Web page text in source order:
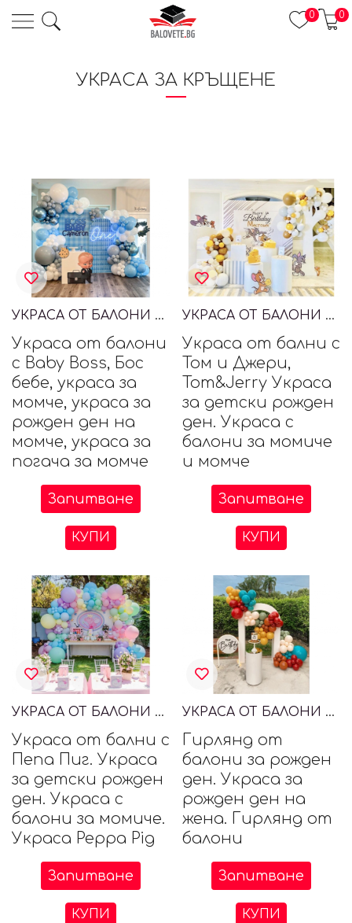
0 0
УКРАСА ЗА КРЪЩЕНЕ
УКРАСА ОТ БАЛОНИ BABY BOSS, БОС БЕБЕ
Украса от балони
с Baby Boss, Бос
бебе, украса за
момче, украса за
рожден ден на
момче, украса за
погача за момче
Запитване
КУПИ
УКРАСА ОТ БАЛОНИ С ТОМ И ДЖЕРИ, TOM&JERRY
Украса от бални с
Том и Джери,
Tom&Jerry Украса
за детски рожден
ден. Украса с
балони за момиче
и момче
Запитване
КУПИ
УКРАСА ОТ БАЛОНИ С PEPPA PIG, ПЕПА ПИГ
Украса от бални с
Пепа Пиг. Украса
за детски рожден
ден. Украса с
балони за момиче.
Украса Peppa Pig
Запитване
КУПИ
УКРАСА ОТ БАЛОНИ ЗА РОЖДЕН ДЕН
Гирлянд от
балони за рожден
ден. Украса за
рожден ден на
жена. Гирлянд от
балони
Запитване
КУПИ